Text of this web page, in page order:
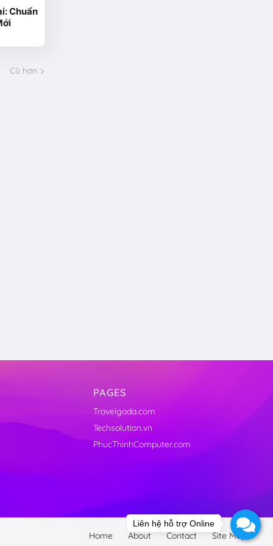
Chuẩn
Cũ hơn
PAGES
Travelgoda.com
Techsolution.vn
PhucThinhComputer.com
Liên hệ hỗ trợ Online
Home About Contact Site Map